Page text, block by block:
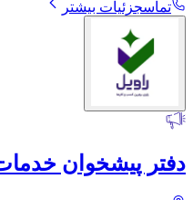
تماسجزئیات بیشتر
دفتر پیشخوان خدمات